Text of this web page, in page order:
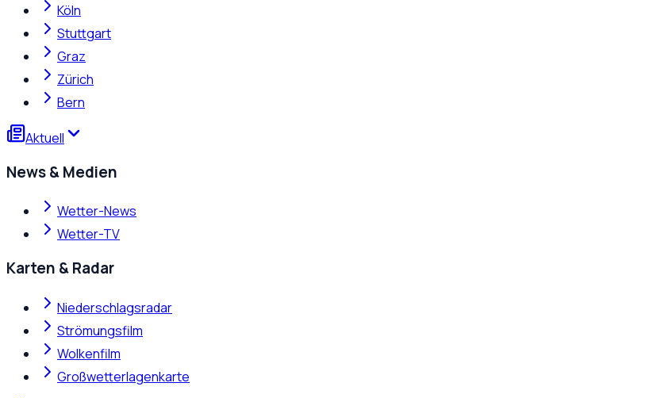
Köln
Stuttgart
Graz
Zürich
Bern
Aktuell
News & Medien
Wetter-News
Wetter-TV
Karten & Radar
Niederschlagsradar
Strömungsfilm
Wolkenfilm
Großwetterlagenkarte